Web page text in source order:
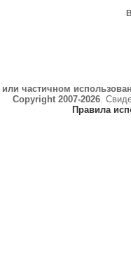
частичном
Copyright 2007-2026.
Правила